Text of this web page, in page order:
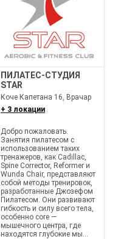
ПИЛАТЕС-СТУДИЯ
STAR
Коче Капетана 16, Врачар
+ 3 локации
Добро пожаловать.
Занятия пилатесом с
использованием таких
тренажеров, как Cadillac,
Spine Corrector, Reformer и
Wunda Chair, представляют
собой методы тренировок,
разработанные Джозефом
Пилатесом. Они развивают
гибкость и силу всего тела,
особенно core —
мышечного центра, где
находятся глубокие мы...